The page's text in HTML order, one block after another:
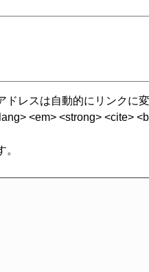
レスは自動的にリンクに変
<em> <strong> <cite>